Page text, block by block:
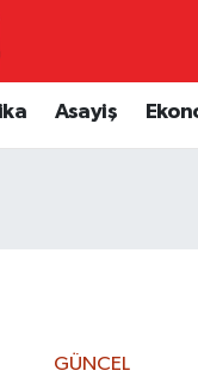
Asayiş
GÜNCEL